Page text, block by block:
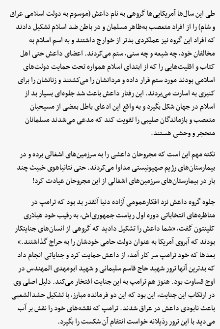
طی این سال‌ها آمریکایی‌ها گروهی به نام داعش (موسوم به دولت اسلامی عراق
و شام) را از افراد متعصب به‌ظاهر مسلمان و در باطن ضد اسلام تشکیل دادند
که افراد این گروه نیز عملکردی بدتر از خوارج داشتند و به اسم اسلام به
مخالفان خود، چه شیعه و چه سنی، ستم می‌کردند. اعضای داعش حتی اهل
کتاب و اقلیت‌هایی را که از ابتدای اسلام همواره تحت حمایت دولت‌های
اسلامی بودند مورد ستم قرار داده و مردانشان را می‌کشتند و زنانشان را برای
کنیزی به اسارت می‌بردند. این رفتار داعش باعث شد جلوه‌ای بسیار بد از
اسلام در جهان شکل بگیرد و به واقع این ادعای باطل بعضی از مسیحیان
متعصب و بازماندگان صلیبی را تقویت کند که مدعی می‌شدند مسلمانان
متحجر و وحشی هستند.
نکته مهم این است که مجروحان داعشی را به سرزمین‌های اشغالی برده و در
بیمارستان‌های رژیم صهیونیستی مداوا می‌کردند. حتی نتانیاهوی خبیث چند
بار در بیمارستان‌های سرزمین‌های اشغالی از این مجروحان عیادت کرد!
جلوه گروه داعش نزد افکارعمومی آزاده دنیا آنقدر بد بود که ترامپ در
مناظره‌های انتخاباتی دوره اول ریاست جمهوری‌اش، به رقیب خود هیلاری
کلینتون گفت، «شما داعش را تشکیل دادید که گروهی از انسان‌های جنایتکار
بودند که آبروی آمریکا به عنوان دولت حامی خودشان را به حراج گذاشتند.»
بعدها که خود ترامپ سر کار آمد، از داعش حمایت کرد و جنایاتی انجام داد
که بدترین آنها ترور شهید حاج قاسم سلیمانی و شهید ابومهدی المهندس در
اوج قساوت بود. هنوز هم ترامپ به این جنایت افتخار می‌کند. دلیل اصلی وی
در ارتکاب این جنایت، این بود که این دو فرمانده مبارز، با تشکیل حشدالشعبی
باعث نابودی داعش در عراق شدند. ترامپ که نقشه‌های خود را نقش بر آب
می‌دید با این ترور رذیلانه خواست انتقام آن شکست را بگیرد.